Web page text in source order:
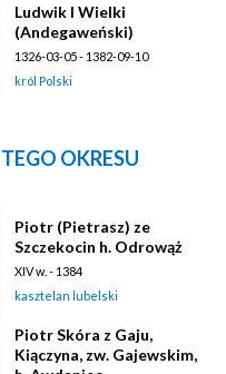
Ludwik I Wielki
(Andegaweński)
1326-03-05 - 1382-09-10
król Polski
OKRESU
Piotr (Pietrasz) ze
Szczekocin h. Odrowąż
XIV w. - 1384
kasztelan lubelski
Piotr Skóra z Gaju,
Kiączyna, zw. Gajewskim,